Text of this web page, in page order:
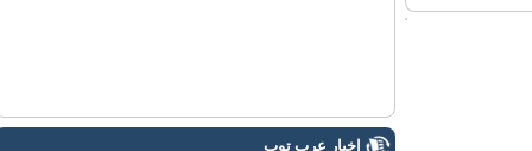
اخبار عرب توب